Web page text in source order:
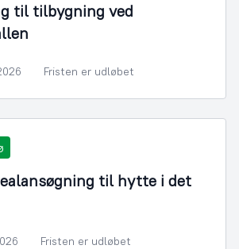
til tilbygning ved
Fristen er udløbet
til hytte i det
Fristen er udløbet